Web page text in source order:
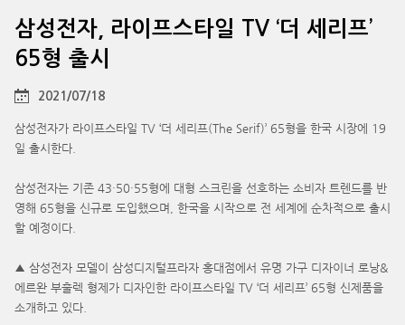
삼성전자, 라이프스타일 TV ‘더 세리프’
65형 출시
2021/07/18
삼성전자가 라이프스타일 TV ‘더 세리프(The Serif)’ 65형을 한국 시장에 19
일 출시한다.
삼성전자는 기존 43·50·55형에 대형 스크린을 선호하는 소비자 트렌드를 반
영해 65형을 신규로 도입했으며, 한국을 시작으로 전 세계에 순차적으로 출시
할 예정이다.
▲ 삼성전자 모델이 삼성디지털프라자 홍대점에서 유명 가구 디자이너 로낭&
에르완 부훌렉 형제가 디자인한 라이프스타일 TV ‘더 세리프’ 65형 신제품을
소개하고 있다.